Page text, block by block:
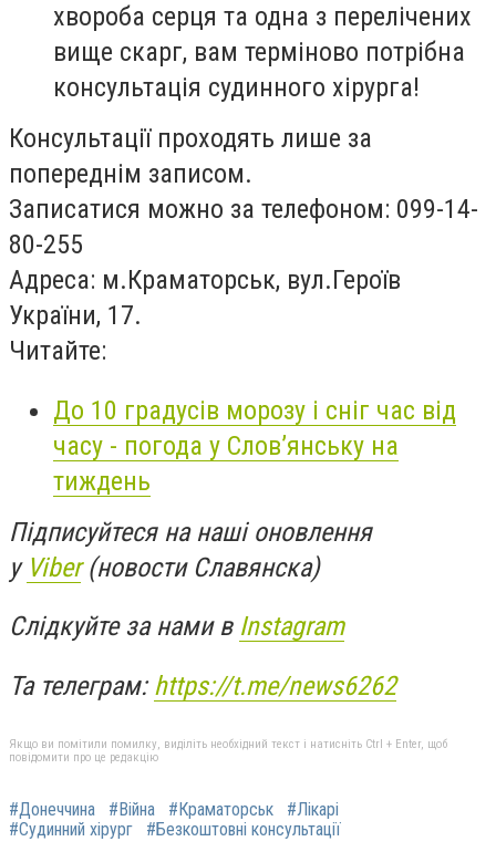
хвороба серця та одна з перелічених
вище скарг, вам терміново потрібна
консультація судинного хірурга!
Консультації проходять лише за
попереднім записом.
Записатися можно за телефоном: 099-14-
80-255
Адреса: м.Краматорськ, вул.Героїв
України, 17.
Читайте:
До 10 градусів морозу і сніг час від
часу - погода у Слов’янську на
тиждень
Підписуйтеся на наші оновлення
у Viber(новости Славянска)
Слідкуйте за нами в Instagram
Та телеграм:https://t.me/news6262
Якщо ви помітили помилку, виділіть необхідний текст і натисніть Ctrl + Enter, щоб
повідомити про це редакцію
#Донеччина #Війна #Краматорськ
#Лікарі
#Судинний хірург
#Безкоштовні консультації